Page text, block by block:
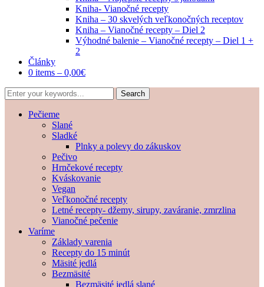
Kniha- Vianočné recepty
Kniha – 30 skvelých veľkonočných receptov
Kniha – Vianočné recepty – Diel 2
Výhodné balenie – Vianočné recepty – Diel 1 +
2
Články
0 items – 0,00€
Pečieme
Slané
Sladké
Plnky a polevy do zákuskov
Pečivo
Hrnčekové recepty
Kváskovanie
Vegan
Veľkonočné recepty
Letné recepty- džemy, sirupy, zaváranie, zmrzlina
Vianočné pečenie
Varíme
Základy varenia
Recepty do 15 minút
Mäsité jedlá
Bezmäsité
Bezmäsité jedlá slané